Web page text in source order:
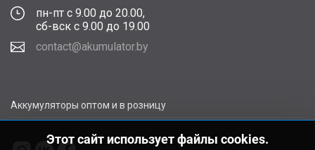
пн-пт с 9.00 до 20.00,
сб-вск с 9.00 до 19.00
contact@akumulator.by
Аккумуляторы оптом и в розницу
Этот сайт использует файлы cookies.